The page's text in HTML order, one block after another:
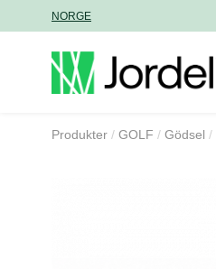
NORGE
Produkter GOLF Gödsel